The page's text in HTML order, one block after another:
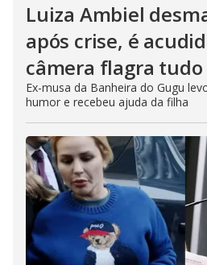
Luiza Ambiel
após crise, é
câmera flagra tudo
Ex-musa da Banheira do Gugu
humor e recebeu ajuda da filha